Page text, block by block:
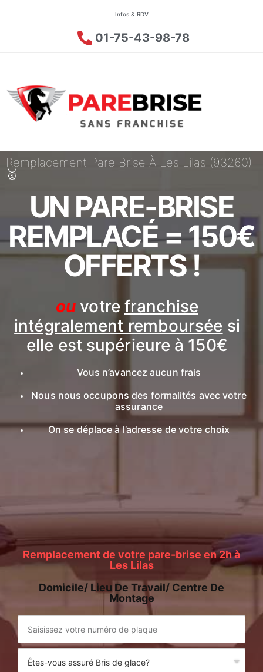
Infos & RDV
01-75-43-98-78
Remplacement Pare Brise À Les Lilas (93260)
🥇
UN PARE-BRISE
REMPLACÉ = 150€
OFFERTS !
ou votre franchise
intégralement remboursée si
elle est supérieure à 150€
Vous n’avancez aucun frais
Nous nous occupons des formalités avec votre
assurance
On se déplace à l’adresse de votre choix
Remplacement de votre pare-brise en 2h à
Les Lilas
Domicile/ Lieu De Travail/ Centre De
Montage